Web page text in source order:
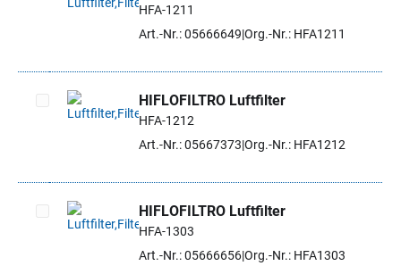
Artikel auswählen
HFA-1211
Art.-Nr.: 05666649 Org.-Nr.: HFA1211
Artikel auswählen
HIFLOFILTRO Luftfilter
HFA-1212
Art.-Nr.: 05667373 Org.-Nr.: HFA1212
Artikel auswählen
HIFLOFILTRO Luftfilter
HFA-1303
Art.-Nr.: 05666656Org.-Nr.: HFA1303